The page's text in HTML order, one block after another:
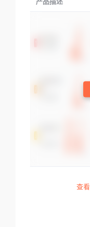
产品描述
查